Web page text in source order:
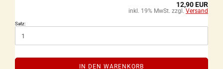
12,90 EUR
inkl. 19% MwSt. zzgl. Versand
Satz:
IN DEN WARENKORB